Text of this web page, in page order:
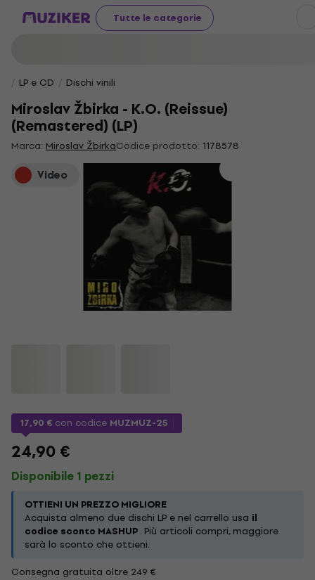
Tutte le categorie
LP e CD Dischi vinili
Miroslav Žbirka - K.O. (Reissue)
(Remastered) (LP)
Marca: Miroslav ŽbirkaCodice prodotto: 1178578
Video
17,90 € con codice MUZMUZ-25
24,90 €
Disponibile 1 pezzi
OTTIENI UN PREZZO MIGLIORE
Acquista almeno due dischi LP e nel carrello usa il
codice sconto MASHUP. Più articoli compri, maggiore
sarà lo sconto che ottieni.
Consegna gratuita oltre 249 €